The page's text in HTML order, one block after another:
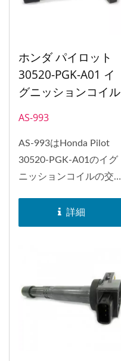
ホンダ パイロット
30520-PGK-A01 イ
グニッションコイル
AS-993
AS-993はHonda Pilot
30520-PGK-A01のイグ
ニッションコイルの交換
詳細